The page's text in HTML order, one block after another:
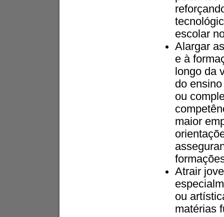
escolar
Alargar
e à
longo da
do
ou
maior
Atrair
ou
matérias